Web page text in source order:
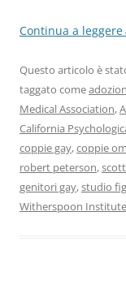
Continua a leggere
Questo articolo è
taggato come
Medical Association,
California
coppie gay,coppie
robert peterson,
genitori gay,studio
Witherspoon Institute